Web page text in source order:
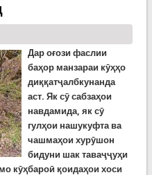
Дар оғози фаслии
баҳор манзараи кӯҳҳо
диққатҷалбкунанда
аст. Як сӯ сабзаҳои
навдамида, як сӯ
гулҳои нашукуфта ва
чашмаҳои хурӯшон
бидуни шак таваҷҷуҳи
кӯҳбароӣ қоидаҳои хоси